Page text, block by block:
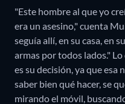
"Este hombre al que yo
era un asesino," cuenta
seguía allí, en su casa, en
armas por todos lados."
es su decisión, ya que esa
saber bien qué hacer, se
mirando el móvil,